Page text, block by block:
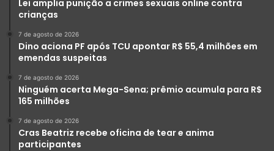
Lei amplia punição a crimes sexuais online contra
crianças
7 de agosto de 2026
Dino aciona PF após TCU apontar R$ 55,4 milhões em
emendas suspeitas
7 de agosto de 2026
Ninguém acerta Mega-Sena; prêmio acumula para R$
165 milhões
7 de agosto de 2026
Cras Beatriz recebe oficina de tear e anima
participantes